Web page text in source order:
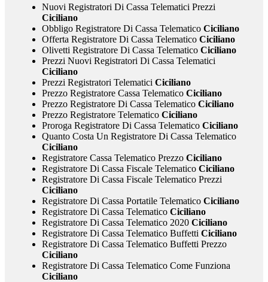
Nuovi Registratori Di Cassa Telematici Prezzi
Ciciliano
Obbligo Registratore Di Cassa TelematicoCiciliano
Offerta Registratore Di Cassa TelematicoCiciliano
Olivetti Registratore Di Cassa TelematicoCiciliano
Prezzi Nuovi Registratori Di Cassa Telematici
Ciciliano
Prezzi Registratori Telematici Ciciliano
Prezzo Registratore Cassa TelematicoCiciliano
Prezzo Registratore Di Cassa TelematicoCiciliano
Prezzo Registratore TelematicoCiciliano
Proroga Registratore Di Cassa TelematicoCiciliano
Quanto Costa Un Registratore Di Cassa Telematico
Ciciliano
Registratore Cassa Telematico PrezzoCiciliano
Registratore Di Cassa Fiscale TelematicoCiciliano
Registratore Di Cassa Fiscale Telematico Prezzi
Ciciliano
Registratore Di Cassa Portatile TelematicoCiciliano
Registratore Di Cassa TelematicoCiciliano
Registratore Di Cassa Telematico 2020Ciciliano
Registratore Di Cassa Telematico Buffetti Ciciliano
Registratore Di Cassa Telematico Buffetti Prezzo
Ciciliano
Registratore Di Cassa Telematico Come Funziona
Ciciliano